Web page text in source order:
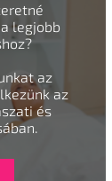
legjobb
az
az
és